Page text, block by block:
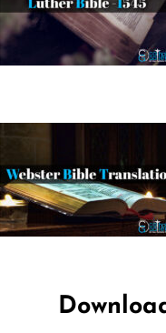
October
October